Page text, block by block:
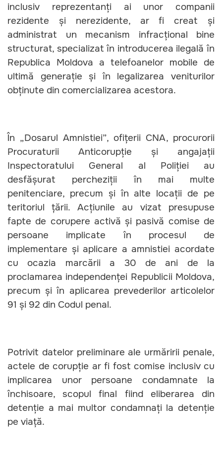
inclusiv reprezentanți ai unor companii
rezidente și nerezidente, ar fi creat și
administrat un mecanism infracțional bine
structurat, specializat în introducerea ilegală în
Republica Moldova a telefoanelor mobile de
ultimă generație și în legalizarea veniturilor
obținute din comercializarea acestora.
În „Dosarul Amnistiei”, ofițerii CNA, procurorii
Procuraturii Anticorupție și angajații
Inspectoratului General al Poliției au
desfășurat percheziții în mai multe
penitenciare, precum și în alte locații de pe
teritoriul țării. Acțiunile au vizat presupuse
fapte de corupere activă și pasivă comise de
persoane implicate în procesul de
implementare și aplicare a amnistiei acordate
cu ocazia marcării a 30 de ani de la
proclamarea independenței Republicii Moldova,
precum și în aplicarea prevederilor articolelor
91 și 92 din Codul penal.
Potrivit datelor preliminare ale urmăririi penale,
actele de corupție ar fi fost comise inclusiv cu
implicarea unor persoane condamnate la
închisoare, scopul final fiind eliberarea din
detenție a mai multor condamnați la detenție
pe viață.